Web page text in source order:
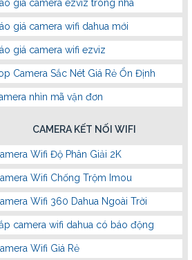
giá camera ezviz trong nhà
giá camera wifi dahua mới
giá camera wifi ezviz
Camera Sắc Nét Giá Rẻ Ổn Định
nhìn mã vận đơn
CAMERA KẾT NỐI WIFI
Wifi Độ Phân Giải 2K
Wifi Chống Trộm Imou
Wifi 360 Dahua Ngoài Trời
camera wifi dahua có báo động
Wifi Giá Rẻ